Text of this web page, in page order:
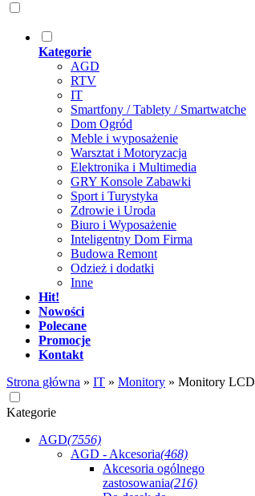
Kategorie
AGD
RTV
IT
Smartfony / Tablety / Smartwatche
Dom Ogród
Meble i wyposażenie
Warsztat i Motoryzacja
Elektronika i Multimedia
GRY Konsole Zabawki
Sport i Turystyka
Zdrowie i Uroda
Biuro i Wyposażenie
Inteligentny Dom Firma
Budowa Remont
Odzież i dodatki
Inne
Hit!
Nowości
Polecane
Promocje
Kontakt
Strona główna » IT » Monitory » Monitory LCD
Kategorie
AGD(7556)
AGD - Akcesoria(468)
Akcesoria ogólnego
zastosowania(216)